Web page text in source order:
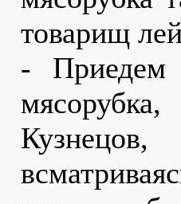
товарищ
-
Кузнецов,